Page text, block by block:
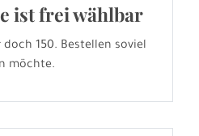
ist frei wählbar
doch 150. Bestellen soviel
möchte.